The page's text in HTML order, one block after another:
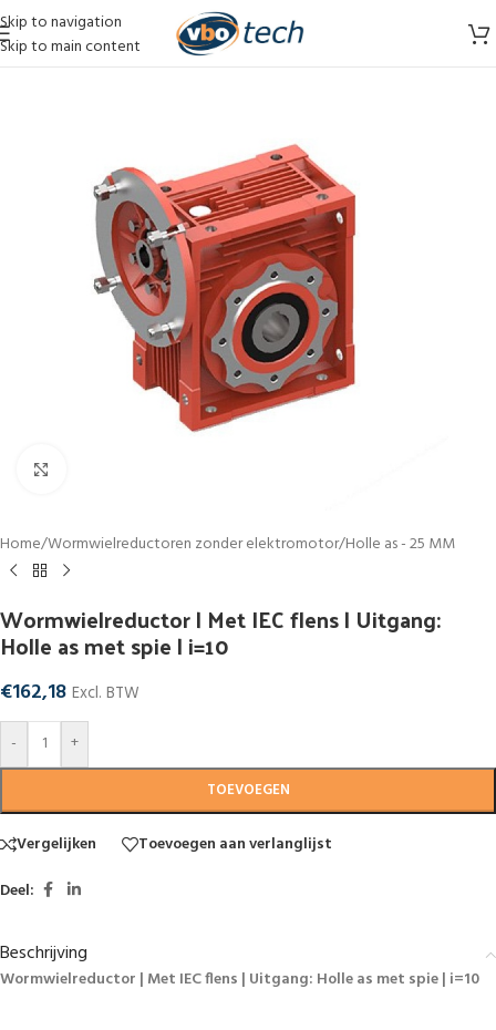
Skip to navigation
Skip to main content
Home/Wormwielreductoren zonder elektromotor/Holle as - 25 MM
Wormwielreductor | Met IEC flens | Uitgang:
Holle as met spie | i=10
€162,18 Excl. BTW
-
+
TOEVOEGEN
Vergelijken
Toevoegen aan verlanglijst
Deel:
Beschrijving
Wormwielreductor | Met IEC flens | Uitgang: Holle as met spie | i=10